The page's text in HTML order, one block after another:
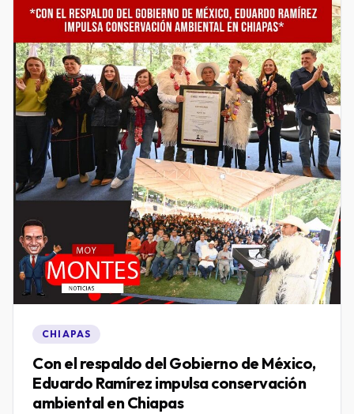
CHIAPAS
Con el respaldo del Gobierno de México,
Eduardo Ramírez impulsa conservación
ambiental en Chiapas